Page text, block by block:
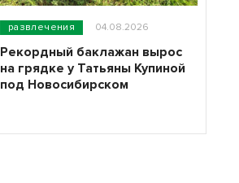
развлечения 04.08.2026
Рекордный баклажан вырос
на грядке у Татьяны Купиной
под Новосибирском